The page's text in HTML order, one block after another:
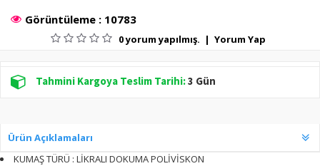
Görüntüleme : 10783
0 yorum yapılmış. | Yorum Yap
Tahmini Kargoya Teslim Tarihi:3 Gün
Ürün Açıklamaları
KUMAŞ TÜRÜ : LİKRALI DOKUMA POLİVİSKON